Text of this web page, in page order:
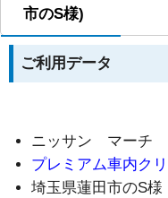
市のS様)
ご利用データ
ニッサン マーチ
プレミアム車内ク
埼玉県蓮田市のS様